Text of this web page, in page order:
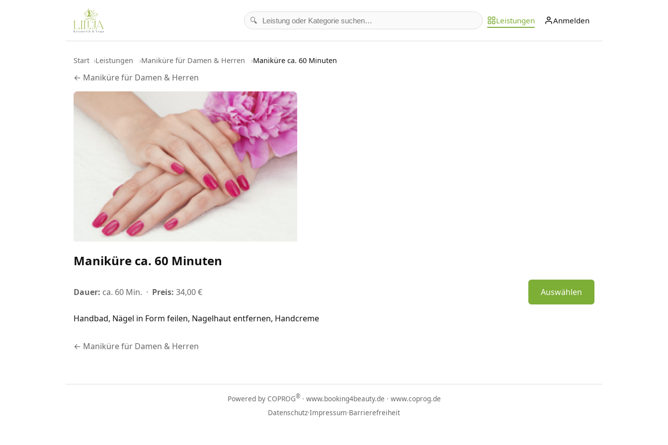
🔍 Leistungen Anmelden
Start Leistungen Maniküre für Damen & Herren Maniküre ca. 60 Minuten
← Maniküre für Damen & Herren
Maniküre ca. 60 Minuten
Dauer: ca. 60 Min. · Preis: 34,00 € Auswählen
Handbad, Nägel in Form feilen, Nagelhaut entfernen, Handcreme
← Maniküre für Damen & Herren
Powered by COPROG®· www.booking4beauty.de · www.coprog.de
Datenschutz·Impressum·Barrierefreiheit